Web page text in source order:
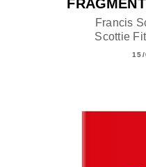
Francis
Scottie
15/